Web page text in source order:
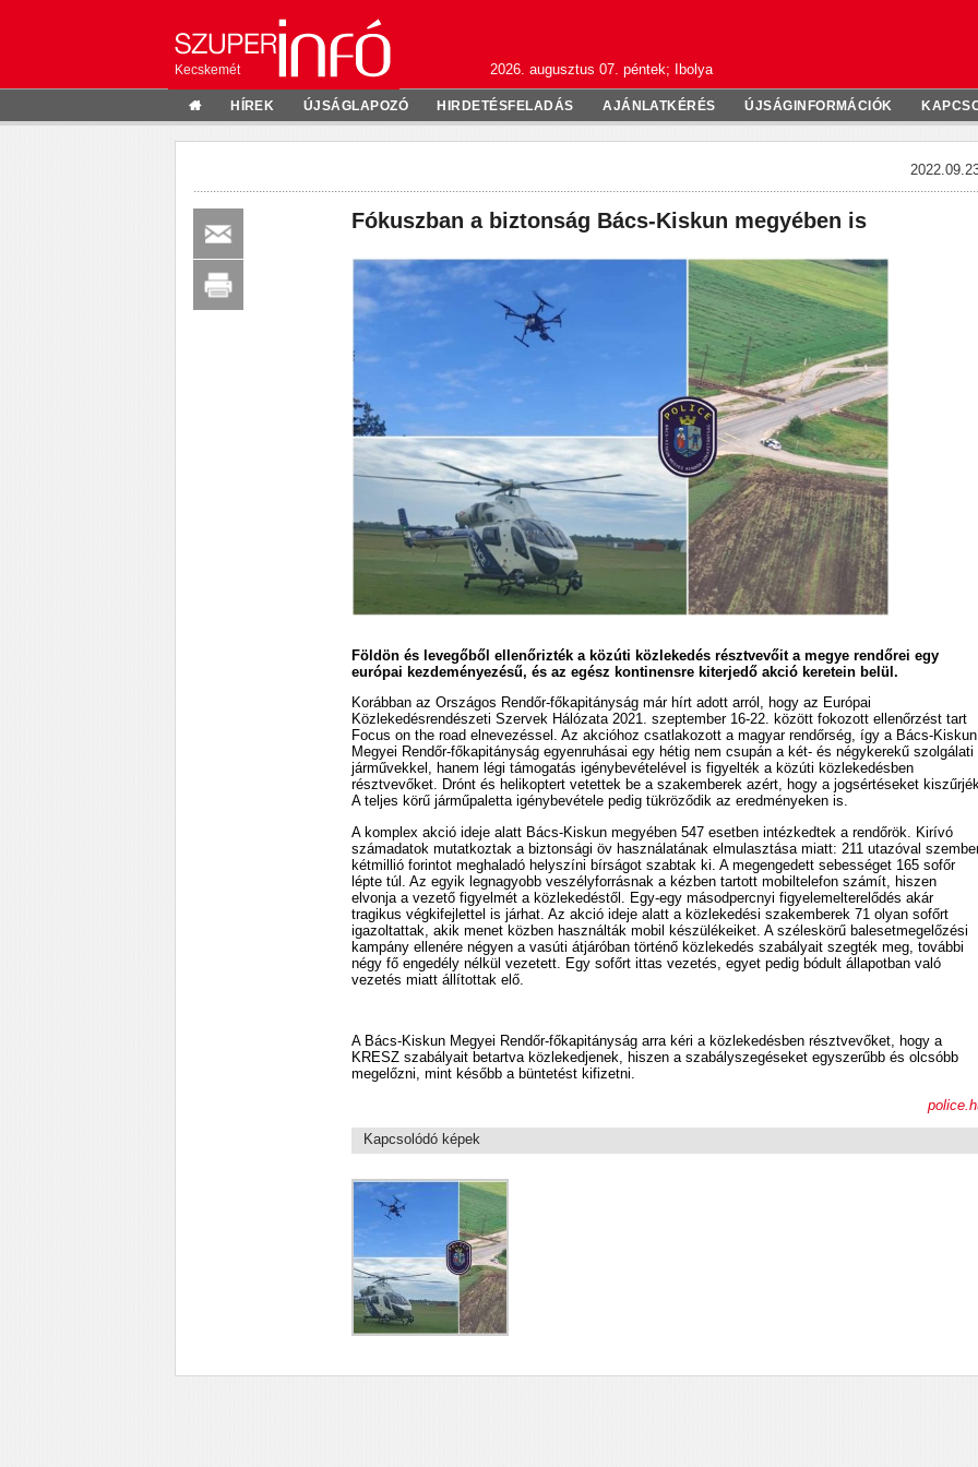
Kecskemét 2026. augusztus 07. péntek; Ibolya
HÍREK ÚJSÁGLAPOZÓ HIRDETÉSFELADÁS AJÁNLATKÉRÉS ÚJSÁGINFORMÁCIÓK
Fókuszban a biztonság Bács-Kiskun megyében is
Földön és levegőből ellenőrizték a közúti közlekedés résztvevőit a megye rendőrei egy
európai kezdeményezésű, és az egész kontinensre kiterjedő akció keretein belül.
Korábban az Országos Rendőr-főkapitányság már hírt adott arról, hogy az Európai
Közlekedésrendészeti Szervek Hálózata 2021. szeptember 16-22. között fokozott ellenőrzést tart
Focus on the road elnevezéssel. Az akcióhoz csatlakozott a magyar rendőrség, így a Bács-Kiskun
Megyei Rendőr-főkapitányság egyenruhásai egy hétig nem csupán a két- és négykerekű szolgálati
járművekkel, hanem légi támogatás igénybevételével is figyelték a közúti közlekedésben
résztvevőket. Drónt és helikoptert vetettek be a szakemberek azért, hogy a jogsértéseket
A teljes körű járműpaletta igénybevétele pedig tükröződik az eredményeken is.
A komplex akció ideje alatt Bács-Kiskun megyében 547 esetben intézkedtek a rendőrök. Kirívó
számadatok mutatkoztak a biztonsági öv használatának elmulasztása miatt: 211 utazóval
kétmillió forintot meghaladó helyszíni bírságot szabtak ki. A megengedett sebességet 165 sofőr
lépte túl. Az egyik legnagyobb veszélyforrásnak a kézben tartott mobiltelefon számít, hiszen
elvonja a vezető figyelmét a közlekedéstől. Egy-egy másodpercnyi figyelemelterelődés akár
tragikus végkifejlettel is járhat. Az akció ideje alatt a közlekedési szakemberek 71 olyan sofőrt
igazoltattak, akik menet közben használták mobil készülékeiket. A széleskörű balesetmegelőzési
kampány ellenére négyen a vasúti átjáróban történő közlekedés szabályait szegték meg, további
négy fő engedély nélkül vezetett. Egy sofőrt ittas vezetés, egyet pedig bódult állapotban való
vezetés miatt állítottak elő.
A Bács-Kiskun Megyei Rendőr-főkapitányság arra kéri a közlekedésben résztvevőket, hogy a
KRESZ szabályait betartva közlekedjenek, hiszen a szabályszegéseket egyszerűbb és olcsóbb
megelőzni, mint később a büntetést kifizetni.
Kapcsolódó képek